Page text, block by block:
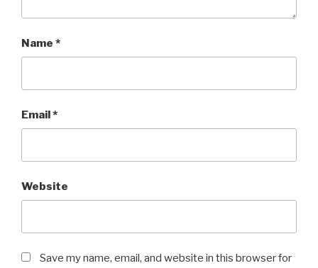
Name *
Email*
Website
Save my name, email, and website in this browser for